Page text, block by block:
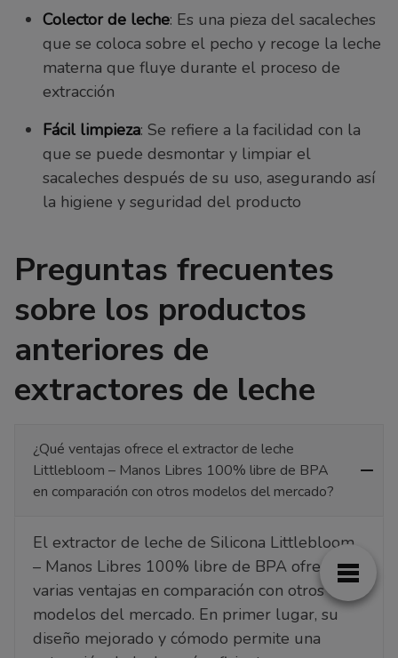
Colector de leche: Es una pieza del sacaleches
que se coloca sobre el pecho y recoge la leche
materna que fluye durante el proceso de
extracción
Fácil limpieza: Se refiere a la facilidad con la
que se puede desmontar y limpiar el
sacaleches después de su uso, asegurando así
la higiene y seguridad del producto
Preguntas frecuentes
sobre los productos
anteriores de
extractores de leche
¿Qué ventajas ofrece el extractor de leche
Littlebloom – Manos Libres 100% libre de BPA
en comparación con otros modelos del mercado?
El extractor de leche de Silicona Littlebloom
– Manos Libres 100% libre de BPA ofrece
varias ventajas en comparación con otros
modelos del mercado. En primer lugar, su
diseño mejorado y cómodo permite una